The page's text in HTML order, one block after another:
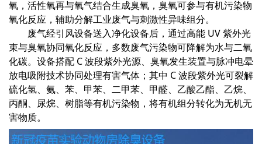
氧，活性氧再与氧气结合生成臭氧，臭氧可参与有机污染物
氧化反应，辅助分解工业废气与刺激性异味组分。
废气经引风设备送入净化设备后，通过高能 UV 紫外光
束与臭氧协同氧化反应，多数废气污染物可降解为水与二氧
化碳。设备搭配 C 波段紫外光源、臭氧发生装置与脉冲电晕
放电吸附技术协同处理有害气体；其中 C 波段紫外光可裂解
硫化氢、氨、苯、甲苯、二甲苯、甲醛、乙酸乙酯、乙烷、
丙酮、尿烷、树脂等有机污染物，将有机组分转化为无机无
害物质。